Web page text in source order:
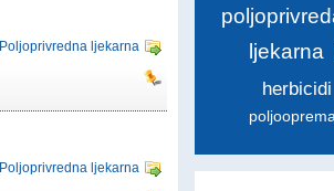
Poljoprivredna ljekarna
Poljoprivredna ljekarna
ljekarna
herbicidi
poljooprema